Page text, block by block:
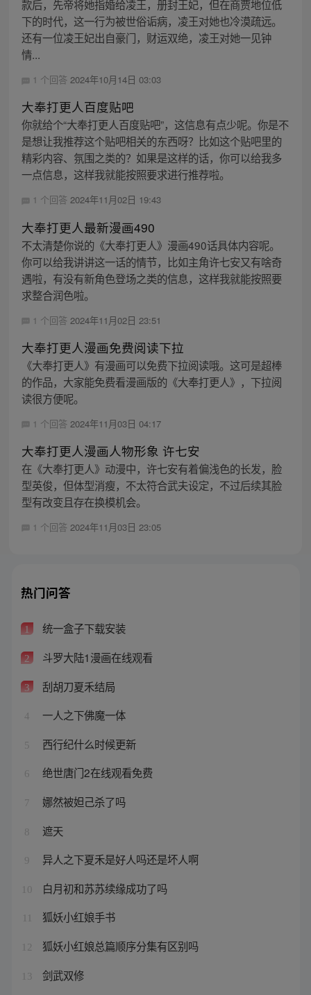
款后，先帝将她指婚给凌王，册封王妃，但在商贾地位低
下的时代，这一行为被世俗诟病，凌王对她也冷漠疏远。
还有一位凌王妃出自豪门，财运双绝，凌王对她一见钟
情...
1 个回答 2024年10月14日 03:03
大奉打更人百度贴吧
你就给个“大奉打更人百度贴吧”，这信息有点少呢。你是不
是想让我推荐这个贴吧相关的东西呀？比如这个贴吧里的
精彩内容、氛围之类的？如果是这样的话，你可以给我多
一点信息，这样我就能按照要求进行推荐啦。
1 个回答 2024年11月02日 19:43
大奉打更人最新漫画490
不太清楚你说的《大奉打更人》漫画490话具体内容呢。
你可以给我讲讲这一话的情节，比如主角许七安又有啥奇
遇啦，有没有新角色登场之类的信息，这样我就能按照要
求整合润色啦。
1 个回答 2024年11月02日 23:51
大奉打更人漫画免费阅读下拉
《大奉打更人》有漫画可以免费下拉阅读哦。这可是超棒
的作品，大家能免费看漫画版的《大奉打更人》，下拉阅
读很方便呢。
1 个回答 2024年11月03日 04:17
大奉打更人漫画人物形象 许七安
在《大奉打更人》动漫中，许七安有着偏浅色的长发，脸
型英俊，但体型消瘦，不太符合武夫设定，不过后续其脸
型有改变且存在换模机会。
1 个回答 2024年11月03日 23:05
热门问答
1 统一盒子下载安装
2 斗罗大陆1漫画在线观看
3 刮胡刀夏禾结局
4 一人之下佛魔一体
5 西行纪什么时候更新
6 绝世唐门2在线观看免费
7 娜然被妲己杀了吗
8 遮天
9 异人之下夏禾是好人吗还是坏人啊
10 白月初和苏苏续缘成功了吗
狐妖小红娘手书
12 狐妖小红娘总篇顺序分集有区别吗
13 剑武双修